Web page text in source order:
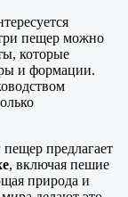
пещер можно
которые
и формации.
предлагает
, включая пешие
природа и